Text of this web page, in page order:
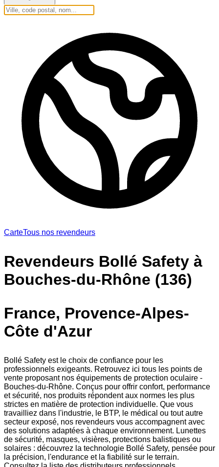
CarteTous nos revendeurs
Revendeurs Bollé Safety à
Bouches-du-Rhône (136)
France, Provence-Alpes-
Côte d'Azur
Bollé Safety est le choix de confiance pour les
professionnels exigeants. Retrouvez ici tous les points de
vente proposant nos équipements de protection oculaire -
Bouches-du-Rhône. Conçus pour offrir confort, performance
et sécurité, nos produits répondent aux normes les plus
strictes en matière de protection individuelle. Que vous
travailliez dans l'industrie, le BTP, le médical ou tout autre
secteur exposé, nos revendeurs vous accompagnent avec
des solutions adaptées à chaque environnement. Lunettes
de sécurité, masques, visières, protections balistiques ou
solaires : découvrez la technologie Bollé Safety, pensée pour
la précision, l'endurance et la fiabilité sur le terrain.